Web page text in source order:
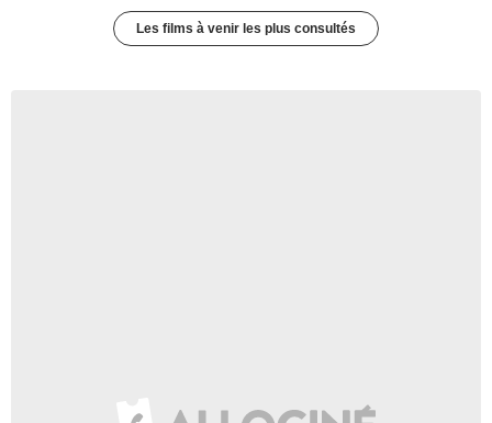
Les films à venir les plus consultés